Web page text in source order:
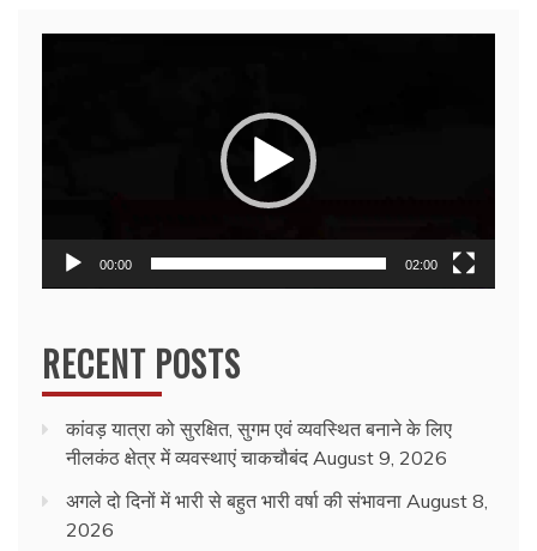
00:00 02:00
RECENT POSTS
कांवड़ यात्रा को सुरक्षित, सुगम एवं व्यवस्थित बनाने के लिए
नीलकंठ क्षेत्र में व्यवस्थाएं चाकचौबंद August 9, 2026
अगले दो दिनों में भारी से बहुत भारी वर्षा की संभावना August 8,
2026